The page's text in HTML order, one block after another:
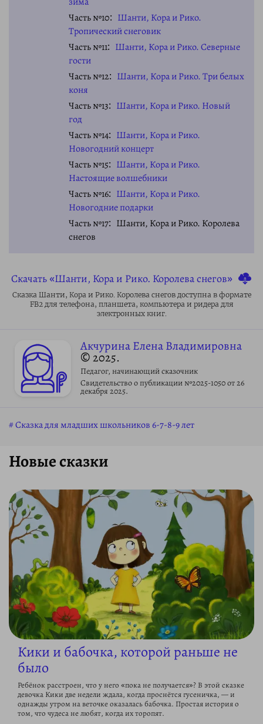
Часть №10
Шанти, Кора и Рико.
Тропический снеговик
Часть №11
Шанти, Кора и Рико. Северные
гости
Часть №12
Шанти, Кора и Рико. Три белых
коня
Часть №13
Шанти, Кора и Рико. Новый
год
Часть №14
Шанти, Кора и Рико.
Новогодний концерт
Часть №15
Шанти, Кора и Рико.
Настоящие волшебники
Часть №16
Шанти, Кора и Рико.
Новогодние подарки
Часть №17
Шанти, Кора и Рико. Королева
снегов
Скачать «Шанти, Кора и Рико. Королева снегов»
Сказка Шанти, Кора и Рико. Королева снегов доступна в формате
FB2 для телефона, планшета, компьютера и ридера для
электронных книг.
Акчурина Елена Владимировна
© 2025.
Педагог, начинающий сказочник
Свидетельство о публикации №2025-1050 от 26
декабря 2025.
Сказка для младших школьников 6-7-8-9 лет
Новые сказки
Кики и бабочка, которой раньше не
было
Ребёнок расстроен, что у него «пока не получается»? В этой сказке
девочка Кики две недели ждала, когда проснётся гусеничка, — и
однажды утром на веточке оказалась бабочка. Простая история о
том, что чудеса не любят, когда их торопят.